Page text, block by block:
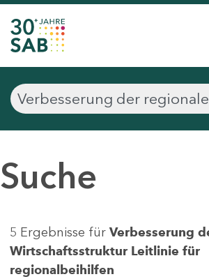
Suche
5 Ergebnisse für Verbesserung
Wirtschaftsstruktur Leitlinie für
regionalbeihilfen